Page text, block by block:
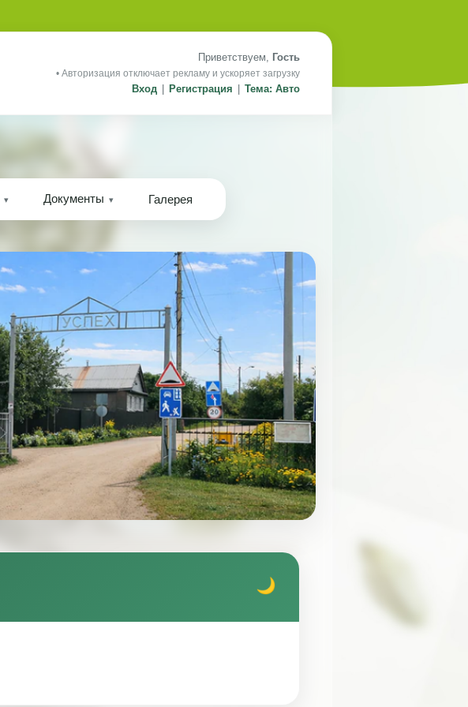
Приветствуем, Гость
• Авторизация отключает рекламу и ускоряет загрузку
Вход Регистрация Тема: Авто
Документы Галерея